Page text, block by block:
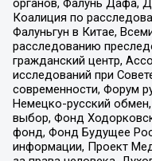
органов, Фалунь Дафа,
Коалиция по
Фалуньгун в Китае,
расследованию
гражданский центр,
исследований при
современности, Форум
Немецко-русский
выбор, Фонд
фонд, Фонд Будущее
информации, Проект